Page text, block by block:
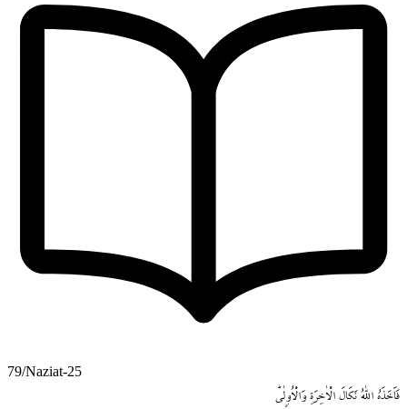
79/Naziat-25
فَاَخَذَهُ اللّٰهُ نَكَالَ الْاٰخِرَةِ وَالْاُو۫لٰىۜ